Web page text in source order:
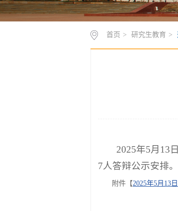
首页 > 研究生教育 >
2025年5月13
7人答辩公示安排。
附件【2025年5月13